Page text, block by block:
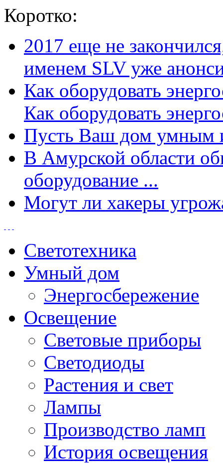
Коротко:
2017 еще не
именем SLV уже
Как оборудовать
Как оборудовать
Пусть Ваш дом умным
В Амурской области
оборудование ...
Могут ли хакеры
Светотехника
Умный дом
Энергосбережение
Освещение
Световые приборы
Светодиоды
Растения и свет
Лампы
Производство ламп
История освещения